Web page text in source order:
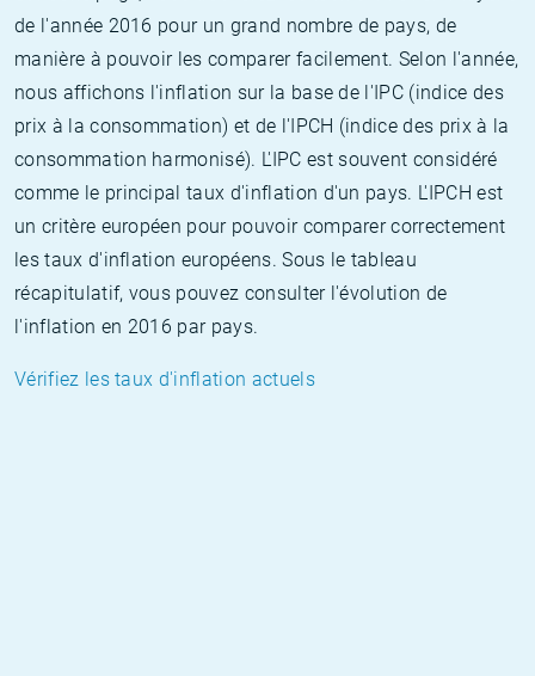
de l'année 2016 pour un grand nombre de pays, de
manière à pouvoir les comparer facilement. Selon l'année,
nous affichons l'inflation sur la base de l'IPC (indice des
prix à la consommation) et de l'IPCH (indice des prix à la
consommation harmonisé). L'IPC est souvent considéré
comme le principal taux d'inflation d'un pays. L'IPCH est
un critère européen pour pouvoir comparer correctement
les taux d'inflation européens. Sous le tableau
récapitulatif, vous pouvez consulter l'évolution de
l'inflation en 2016 par pays.
Vérifiez les taux d'inflation actuels